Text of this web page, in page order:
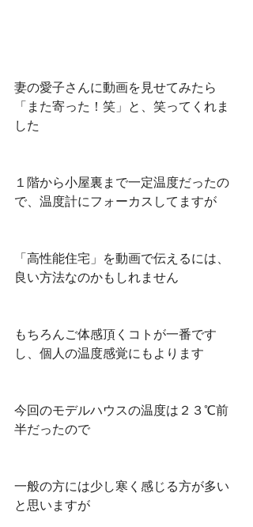
妻の愛子さんに動画を見せてみたら
「また寄った！笑」と、笑ってくれま
した
１階から小屋裏まで一定温度だったの
で、温度計にフォーカスしてますが
「高性能住宅」を動画で伝えるには、
良い方法なのかもしれません
もちろんご体感頂くコトが一番です
し、個人の温度感覚にもよります
今回のモデルハウスの温度は２３℃前
半だったので
一般の方には少し寒く感じる方が多い
と思いますが